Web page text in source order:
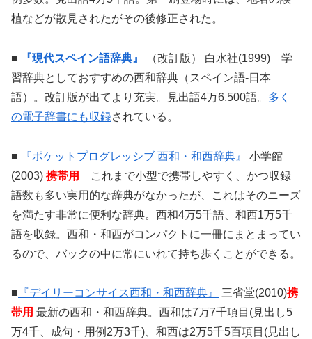
植などが散見されたがその後修正された。
■ 『現代スペイン語辞典』
（改訂版） 白水社(1999) 学
習辞典としておすすめの西和辞典（スペイン語-日本
語）。改訂版が出てより充実。見出語4万6,500語。 多く
の電子辞書にも収録されている。
■ 『ポケットプログレッシブ 西和・和西辞典』
小学館
(2003) 携帯用
これまで小型で携帯しやすく、かつ収録
語数も多い実用的な辞典がなかったが、これはそのニーズ
を満たす非常に便利な辞典。西和4万5千語、和西1万5千
語を収録。西和・和西がコンパクトに一冊にまとまってい
るので、バックの中に常にいれて持ち歩くことができる。
■ 『デイリーコンサイス西和・和西辞典』 三省堂(2010)携
帯用 最新の西和・和西辞典。西和は7万7千項目(見出し5
万4千、成句・用例2万3千)、和西は2万5千5百項目(見出し